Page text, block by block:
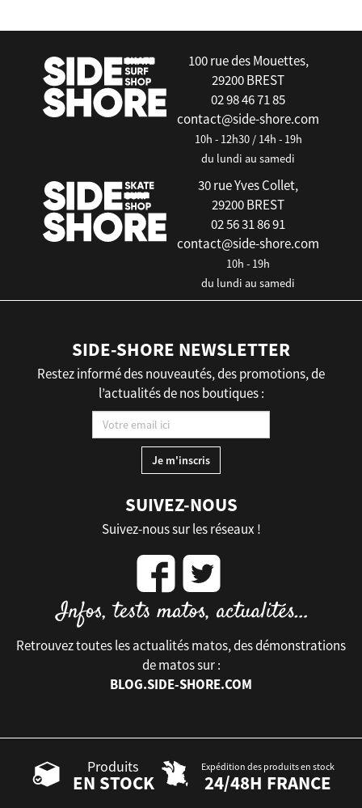
100 rue des Mouettes,
29200 BREST
02 98 46 71 85
contact@side-shore.com
10h - 12h30 / 14h - 19h
du lundi au samedi
30 rue Yves Collet,
29200 BREST
02 56 31 86 91
contact@side-shore.com
10h - 19h
du lundi au samedi
SIDE-SHORE NEWSLETTER
Restez informé des nouveautés, des promotions, de
l’actualités de nos boutiques :
SUIVEZ-NOUS
Suivez-nous sur les réseaux !
Retrouvez toutes les actualités matos, des démonstrations
de matos sur :
BLOG.SIDE-SHORE.COM
Produits
EN STOCK
Expédition des produits en stock
24/48H FRANCE